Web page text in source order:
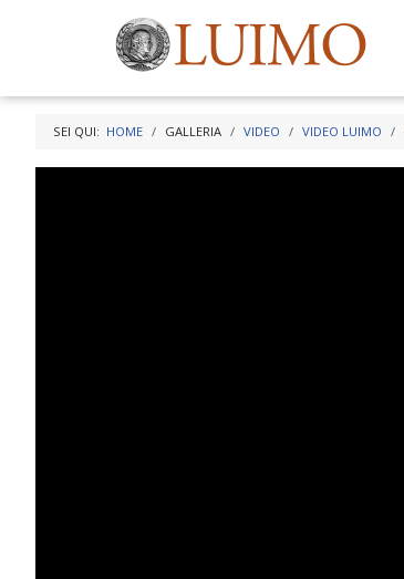
SEI QUI: HOME GALLERIA VIDEO VIDEO LUIMO